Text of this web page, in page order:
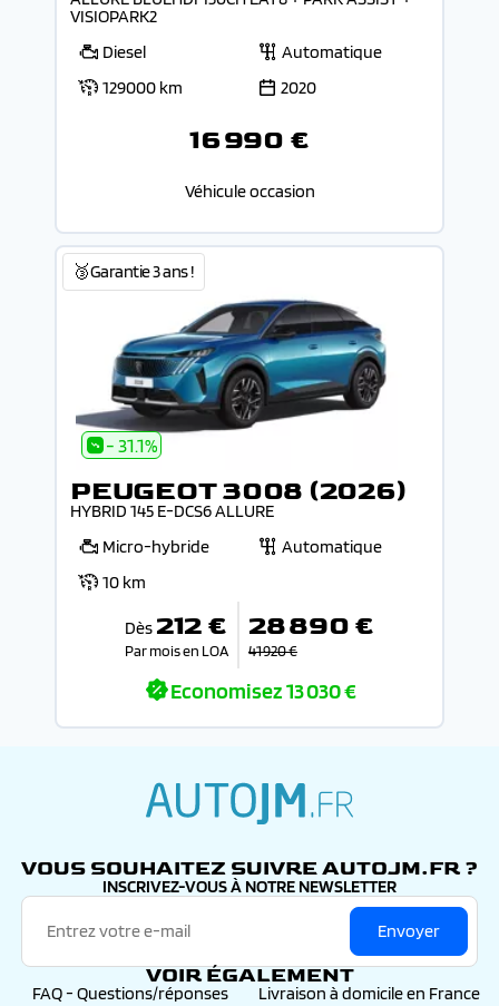
VISIOPARK2
Diesel
Automatique
129000 km
2020
16 990 €
Véhicule occasion
🥉Garantie 3 ans !
- 31.1%
PEUGEOT 3008 (2026)
HYBRID 145 E-DCS6 ALLURE
Micro-hybride
Automatique
10 km
Dès 212 €
Par mois en LOA
28 890 €
41 920 €
Economisez13 030 €
VOUS SOUHAITEZ SUIVRE AUTOJM.FR ?
INSCRIVEZ-VOUS À NOTRE NEWSLETTER
Envoyer
VOIR ÉGALEMENT
FAQ - Questions/réponses Livraison à domicile en France